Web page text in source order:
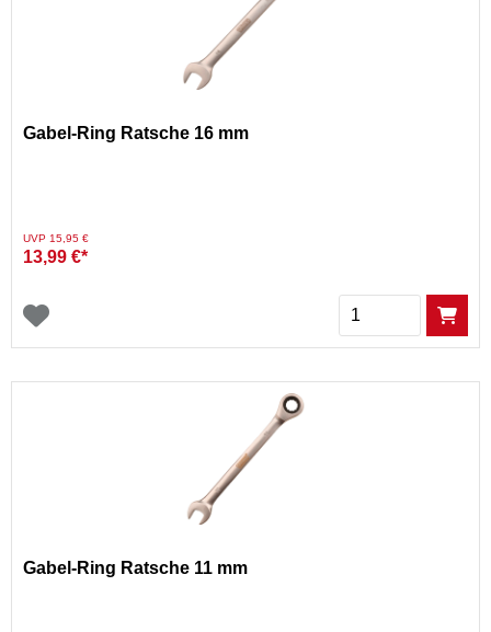
Gabel-Ring Ratsche 16 mm
Preis reduziert von
UVP 15,95 €auf
13,99 €*
Menge
Gabel-Ring Ratsche 11 mm